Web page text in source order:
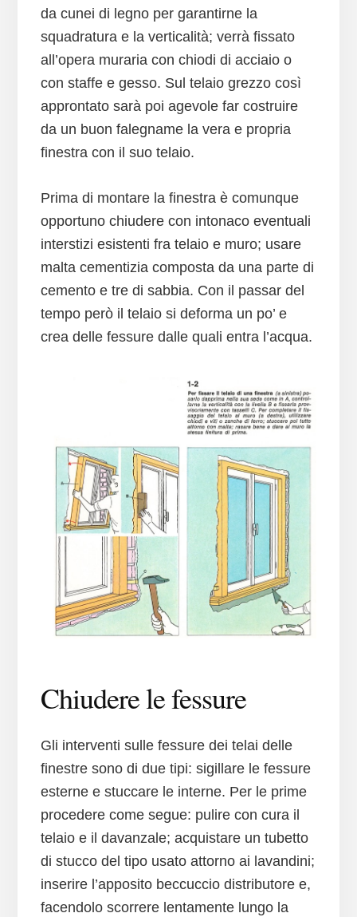
da cunei di legno per garantirne la
squadratura e la verticalità; verrà fissato
all’opera muraria con chiodi di acciaio o
con staffe e gesso. Sul telaio grezzo così
approntato sarà poi agevole far costruire
da un buon falegname la vera e propria
finestra con il suo telaio.
Prima di montare la finestra è comunque
opportuno chiudere con intonaco eventuali
interstizi esistenti fra telaio e muro; usare
malta cementizia composta da una parte di
cemento e tre di sabbia. Con il passar del
tempo però il telaio si deforma un po’ e
crea delle fessure dalle quali entra l’acqua.
Chiudere le fessure
Gli interventi sulle fessure dei telai delle
finestre sono di due tipi: sigillare le fessure
esterne e stuccare le interne. Per le prime
procedere come segue: pulire con cura il
telaio e il davanzale; acquistare un tubetto
di stucco del tipo usato attorno ai lavandini;
inserire l’apposito beccuccio distributore e,
facendolo scorrere lentamente lungo la